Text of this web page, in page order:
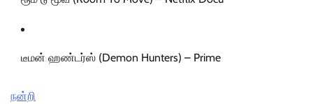
டீமன் ஹண்டர்ஸ் (Demon Hunters) – Prime
நன்றி